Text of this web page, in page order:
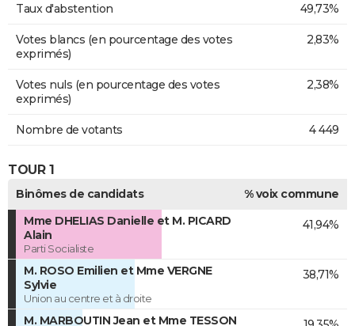
Taux d'abstention 49,73%
Votes blancs (en pourcentage des votes
exprimés)
2,83%
Votes nuls (en pourcentage des votes
exprimés)
2,38%
Nombre de votants 4 449
TOUR 1
Binômes de candidats
% voix commune
Mme DHELIAS Danielle et M. PICARD
Alain
Parti Socialiste
41,94%
M. ROSO Emilien et Mme VERGNE
Sylvie
Union au centre et à droite
38,71%
M. MARBOUTIN Jean et Mme TESSON